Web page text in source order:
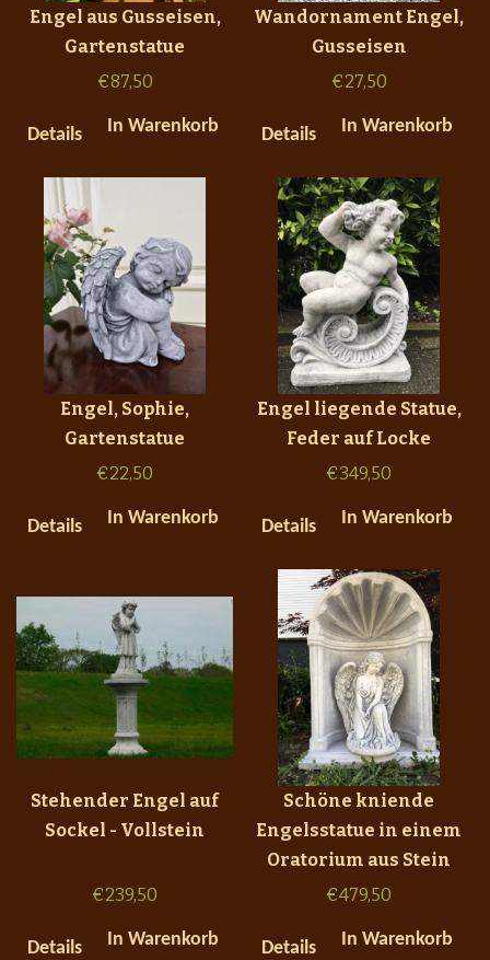
Engel aus Gusseisen,
Gartenstatue
€87,50
Details In Warenkorb
Wandornament Engel,
Gusseisen
€27,50
Details In Warenkorb
Engel, Sophie,
Gartenstatue
€22,50
Details In Warenkorb
Engel liegende Statue,
Feder auf Locke
€349,50
Details In Warenkorb
Stehender Engel auf
Sockel - Vollstein
€239,50
Details In Warenkorb
Schöne kniende
Engelsstatue in einem
Oratorium aus Stein
€479,50
Details In Warenkorb